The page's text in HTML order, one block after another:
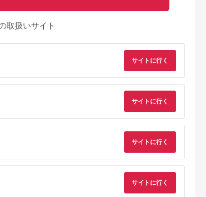
円分 あしずり温泉郷
旅行券 トラベル ペア
【ふるさと納税】【糸
満市】しろくまツアー
で利用可能なWEB旅
行クーポン(6万円分）
200,000
桐生カントリークラ
使えるゴルフ利用券
(4,000円相当)
15,000
取扱いサイト
サイトに行く
サイトに行く
サイトに行く
サイトに行く